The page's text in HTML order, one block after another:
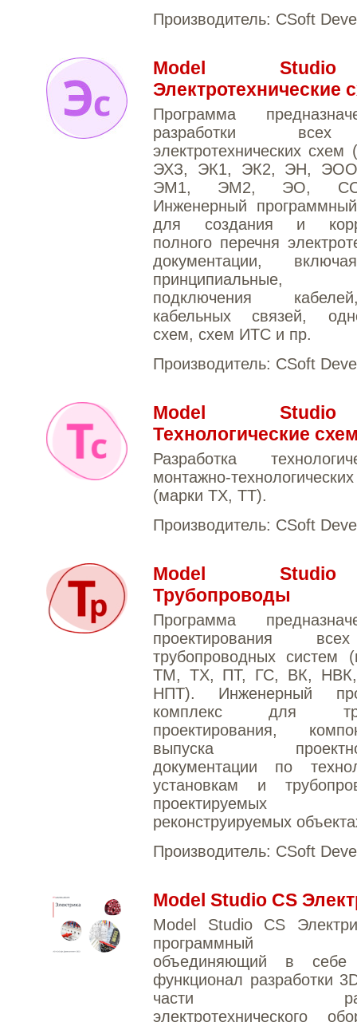
Производитель: CSoft
Model
Электротехнические
Программа
разработки
электротехнических
ЭХЗ, ЭК1, ЭК2, ЭН,
ЭМ1, ЭМ2, ЭО,
Инженерный
для создания и
полного перечня
документации,
подключения
кабельных связей,
схем, схем ИТС и пр.
Производитель: CSoft
Model
Технологические
Разработка
монтажно-
(марки ТХ, ТТ).
Производитель: CSoft
Model
Трубопроводы
Программа
проектирования
трубопроводных систем
TM, TX, ПТ, ГС, ВК,
НПТ). Инженерный
комплекс для
проектирования,
выпуска
документации по
установкам и
реконструируемых
Производитель: CSoft
Model Studio CS
Model Studio CS
программный
объединяющий в себе
функционал разработки
части
электротехнического